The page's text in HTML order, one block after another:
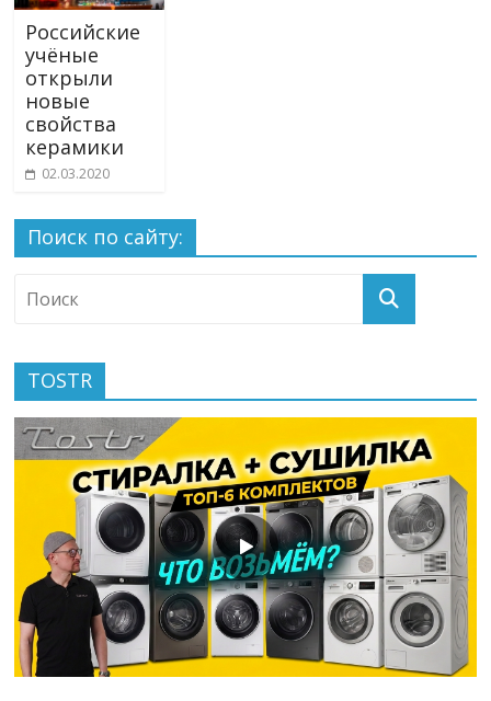
Российские
учёные
открыли
новые
свойства
керамики
02.03.2020
Поиск по сайту:
TOSTR